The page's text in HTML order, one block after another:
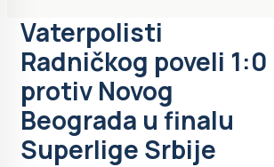
Vaterpolisti
Radničkog poveli 1:0
protiv Novog
Beograda u finalu
Superlige Srbije